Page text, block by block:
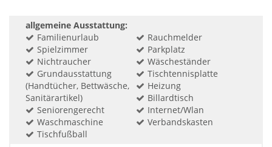
allgemeine Ausstattung:
Familienurlaub
Rauchmelder
Spielzimmer
Parkplatz
Nichtraucher
Wäscheständer
Grundausstattung
(Handtücher, Bettwäsche,
Sanitärartikel)
Tischtennisplatte
Heizung
Billardtisch
Seniorengerecht
Internet/Wlan
Waschmaschine
Verbandskasten
Tischfußball